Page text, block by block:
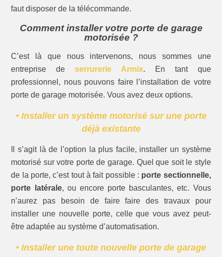
faut disposer de la télécommande.
Comment installer votre porte de garage
motorisée ?
C’est là que nous intervenons, nous sommes une
entreprise deserrurerie Armix. En tant que
professionnel, nous pouvons faire l’installation de votre
porte de garage motorisée. Vous avez deux options.
• Installer un système motorisé sur une porte
déjà existante
Il s’agit là de l’option la plus facile, installer un système
motorisé sur votre porte de garage. Quel que soit le style
de la porte, c’est tout à fait possible : porte sectionnelle,
porte latérale, ou encore porte basculantes, etc. Vous
n’aurez pas besoin de faire faire des travaux pour
installer une nouvelle porte, celle que vous avez peut-
être adaptée au système d’automatisation.
• Installer une toute nouvelle porte de garage